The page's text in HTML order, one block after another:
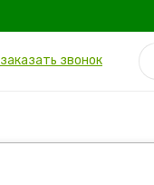
заказать звонок